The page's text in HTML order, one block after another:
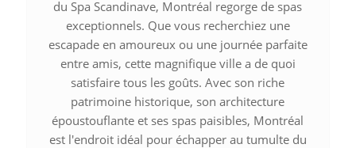
du Spa Scandinave, Montréal regorge de spas
exceptionnels. Que vous recherchiez une
escapade en amoureux ou une journée parfaite
entre amis, cette magnifique ville a de quoi
satisfaire tous les goûts. Avec son riche
patrimoine historique, son architecture
époustouflante et ses spas paisibles, Montréal
est l'endroit idéal pour échapper au tumulte du